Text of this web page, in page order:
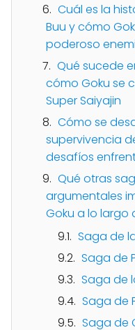
Cuál es la
Buu y cómo
poderoso
Qué sucede
cómo Goku se
Super Saiyajin
Cómo se
supervivencia
desafíos
Qué otras
argumentales
Goku a lo largo
Saga de
Saga de
Saga de
Saga de
Saga de